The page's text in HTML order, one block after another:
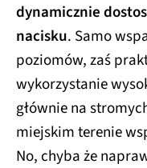
dynamicznie
nacisku. Samo
poziomów, zaś
wykorzystanie
głównie na
miejskim terenie
No, chyba że